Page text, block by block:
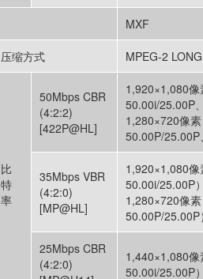
MXF
压缩方式 MPEG-2
比
特
率
50Mbps CBR
(4:2:2)
[422P@HL]
1,920×1,080
50.00i/25.00P
1,280×720像
50.00P/
35Mbps VBR
(4:2:0)
[MP@HL]
1,920×1,080
50.00i/25.00P
1,280×720像
50.00P/25.00P
25Mbps CBR
(4:2:0)
1,440×1,080
50.00i/25.00P